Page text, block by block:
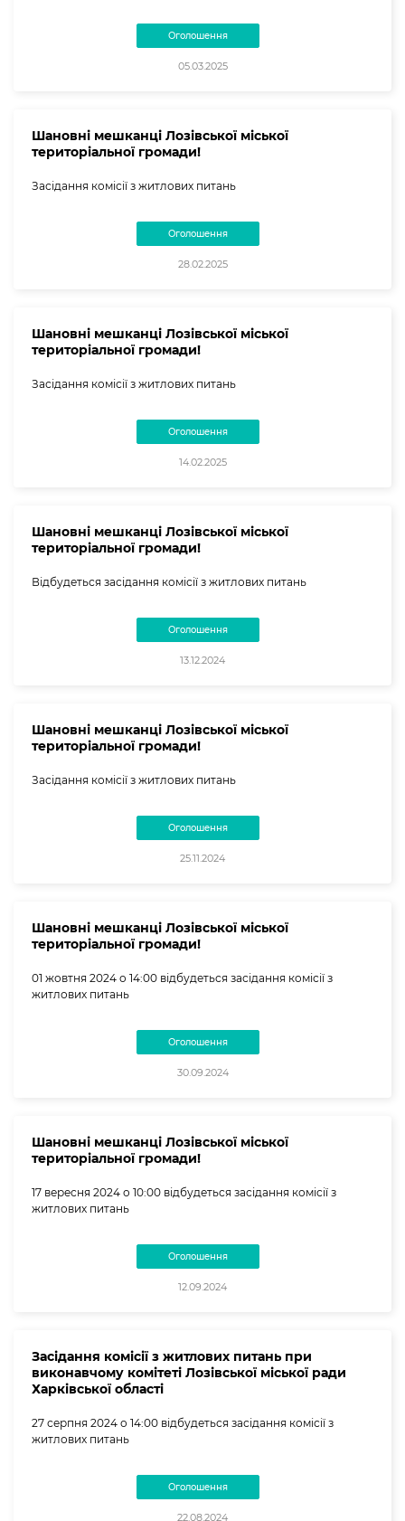
Оголошення
05.03.2025
Шановні мешканці Лозівської міської
територіальної громади!
Засідання комісії з житлових питань
Оголошення
28.02.2025
Шановні мешканці Лозівської міської
територіальної громади!
Засідання комісії з житлових питань
Оголошення
14.02.2025
Шановні мешканці Лозівської міської
територіальної громади!
Відбудеться засідання комісії з житлових питань
Оголошення
13.12.2024
Шановні мешканці Лозівської міської
територіальної громади!
Засідання комісії з житлових питань
Оголошення
25.11.2024
Шановні мешканці Лозівської міської
територіальної громади!
01 жовтня 2024 о 14:00 відбудеться засідання комісії з
житлових питань
Оголошення
30.09.2024
Шановні мешканці Лозівської міської
територіальної громади!
17 вересня 2024 о 10:00 відбудеться засідання комісії з
житлових питань
Оголошення
12.09.2024
Засідання комісії з житлових питань при
виконавчому комітеті Лозівської міської ради
Харківської області
27 серпня 2024 о 14:00 відбудеться засідання комісії з
житлових питань
Оголошення
22.08.2024